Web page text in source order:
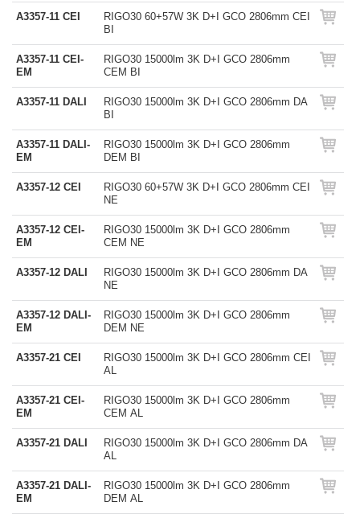
A3357-11 CEI
RIGO30 60+57W 3K D+I GCO 2806mm CEI
BI
A3357-11 CEI-
EM
RIGO30 15000lm 3K D+I GCO 2806mm
CEM BI
A3357-11 DALI
RIGO30 15000lm 3K D+I GCO 2806mm DA
BI
A3357-11 DALI-
EM
RIGO30 15000lm 3K D+I GCO 2806mm
DEM BI
A3357-12 CEI
RIGO30 60+57W 3K D+I GCO 2806mm CEI
NE
A3357-12 CEI-
EM
RIGO30 15000lm 3K D+I GCO 2806mm
CEM NE
A3357-12 DALI
RIGO30 15000lm 3K D+I GCO 2806mm DA
NE
A3357-12 DALI-
EM
RIGO30 15000lm 3K D+I GCO 2806mm
DEM NE
A3357-21 CEI
RIGO30 15000lm 3K D+I GCO 2806mm CEI
AL
A3357-21 CEI-
EM
RIGO30 15000lm 3K D+I GCO 2806mm
CEM AL
A3357-21 DALI
RIGO30 15000lm 3K D+I GCO 2806mm DA
AL
A3357-21 DALI-
EM
RIGO30 15000lm 3K D+I GCO 2806mm
DEM AL